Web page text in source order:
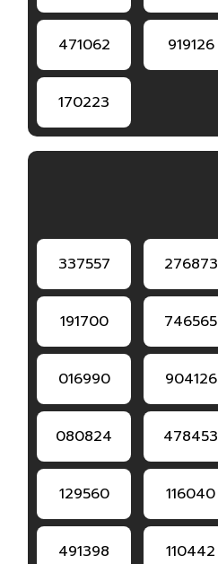
471062 919126
170223
337557 276873
191700 746565
016990 904126
080824 478453
129560 116040
491398 110442